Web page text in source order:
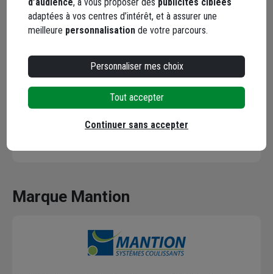
Rapide et conforme à la commande
Par Michel B.
5 / 5
Rapide et conforme à la fiche produit, avantage prix/produit
Marque Mantion
adaptées à vos centres d’intérêt, et à assurer une
meilleure personnalisation de votre parcours.
Personnaliser mes choix
Tout accepter
Continuer sans accepter